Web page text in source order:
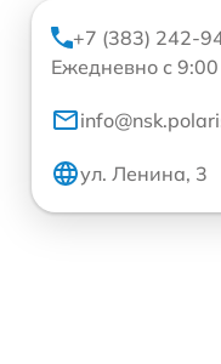
+7 (383) 242-
Ежедневно с
ул. Ленина, 3